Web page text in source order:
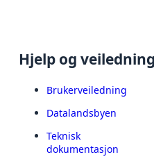
Hjelp og
Brukerveiledning
Datalandsbyen
Teknisk
dokumentasjon